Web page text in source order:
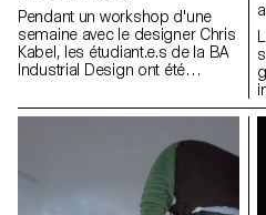
Pendant un workshop d'une
semaine avec le designer Chris
Kabel, les étudiant.e.s de la BA
Industrial Design ont été
pour une boisson de leur choix,
d'une bière fraîche, d'un
Negroni traditionnel ou
simplement d'un verre à eau
pour étancher leur soif. Les